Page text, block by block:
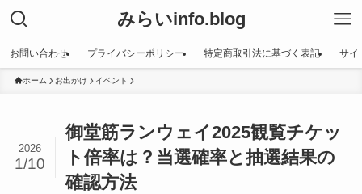
みらいinfo.blog
お問い合わせ プライバシーポリシー 特定商取引法に基づく表記 サイ
ホーム お出かけ イベント
御堂筋ランウェイ2025観覧チケッ
ト倍率は？当選確率と抽選結果の
確認方法
2026
1/10